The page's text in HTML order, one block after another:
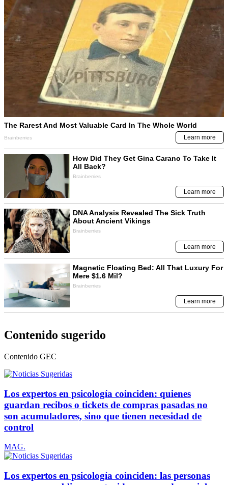
Contenido sugerido
Contenido GEC
Los expertos en psicología coinciden: quienes
guardan recibos o tickets de compras pasadas no
son acumuladores, sino que tienen necesidad de
control
MAG.
Los expertos en psicología coinciden: las personas